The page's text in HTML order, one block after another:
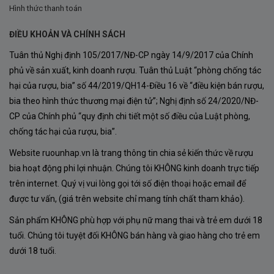
chua đen, mận chín, anh đào đen cùng các nốt hương
biệt cho 1879 Reserva Cabernet Sauvignon, giúp chai
vang vừa mạnh mẽ vừa tinh tế trong từng tầng hương
vị.
Quy Trình Sản Xuất Rượu Vang 1879 Reserva
Cabernet Sauvignon
Để tạo nên một chai vang Reserva chất lượng cao, nhà
sản xuất áp dụng quy trình sản xuất nghiêm ngặt từ
khâu chăm sóc vườn nho cho đến đóng chai.
Thu Hoạch Nho
Nho Cabernet Sauvignon được thu hoạch khi đạt độ
Hình thức thanh toán
ĐIỀU KHOẢN VÀ CHÍNH SÁCH
Tuân thủ Nghị định 105/2017/NĐ-CP ngày 14/9/2017 của Chính
phủ về sản xuất, kinh doanh rượu. Tuân thủ Luật “phòng chống tác
hại của rượu, bia” số 44/2019/QH14-Điều 16 về “điều kiện bán rượu,
bia theo hình thức thương mại điện tử”; Nghị định số 24/2020/NĐ-
CP của Chính phủ “quy định chi tiết một số điều của Luật phòng,
chống tác hại của rượu, bia”.
Website ruounhap.vn là trang thông tin chia sẻ kiến thức về rượu
bia hoạt động phi lợi nhuận. Chúng tôi KHÔNG kinh doanh trực tiếp
trên internet. Quý vị vui lòng gọi tới số điện thoại hoặc email để
được tư vấn, (giá trên website chỉ mang tính chất tham khảo).
Sản phẩm KHÔNG phù hợp với phụ nữ mang thai và trẻ em dưới 18
tuổi. Chúng tôi tuyệt đối KHÔNG bán hàng và giao hàng cho trẻ em
dưới 18 tuổi.